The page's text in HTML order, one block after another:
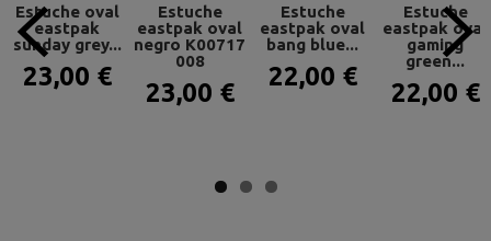
Estuche oval
eastpak
sunday grey...
23,00 €
Estuche
eastpak oval
negro K00717
008
23,00 €
Estuche
eastpak oval
bang blue...
22,00 €
Estuche
eastpak oval
gaming
green...
22,00 €